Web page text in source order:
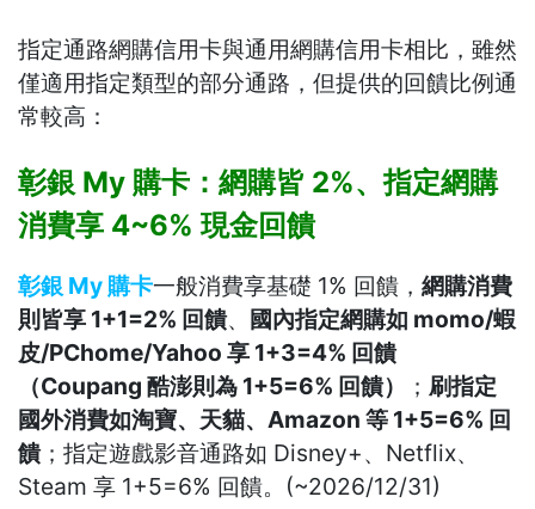
指定通路網購信用卡與通用網購信用卡相比，雖然
僅適用指定類型的部分通路，但提供的回饋比例通
常較高：
彰銀 My 購卡：網購皆 2%、指定網購
消費享 4~6% 現金回饋
彰銀 My 購卡一般消費享基礎 1% 回饋， 網購消費
則皆享 1+1=2% 回饋、 國內指定網購如 momo/蝦
皮/PChome/Yahoo 享 1+3=4% 回饋
（Coupang 酷澎則為 1+5=6% 回饋）
； 刷指定
國外消費如淘寶、天貓、Amazon 等 1+5=6% 回
饋；指定遊戲影音通路如 Disney+、Netflix、
Steam 享 1+5=6% 回饋。(~2026/12/31)